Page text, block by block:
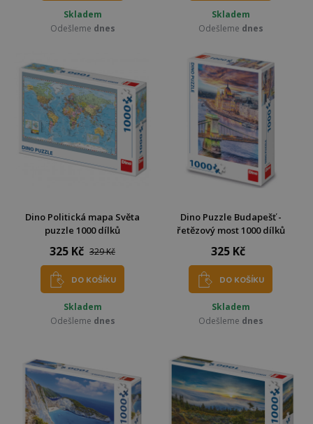
Skladem
Odešleme dnes
Skladem
Odešleme dnes
Dino Politická mapa Světa
puzzle 1000 dílků
325 Kč 329 Kč
DO KOŠÍKU
Skladem
Odešleme dnes
Dino Puzzle Budapešť -
řetězový most 1000 dílků
325 Kč
DO KOŠÍKU
Skladem
Odešleme dnes